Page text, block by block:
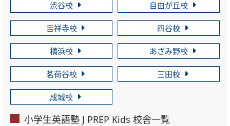
渋谷校 自由が丘校
吉祥寺校 四谷校
横浜校 あざみ野校
茗荷谷校 三田校
成城校
小学生英語塾 J PREP Kids 校舎一覧